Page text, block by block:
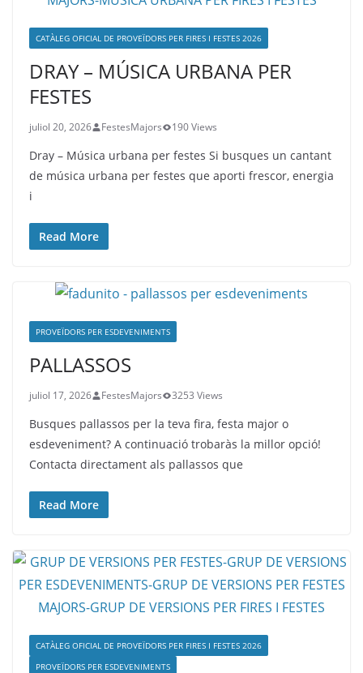
CATÀLEG OFICIAL DE PROVEÏDORS PER FIRES I FESTES 2026
DRAY – MÚSICA URBANA PER
FESTES
juliol 20, 2026 FestesMajors 190 Views
Dray – Música urbana per festes Si busques un cantant
de música urbana per festes que aporti frescor, energia
i
Read More
PROVEÏDORS PER ESDEVENIMENTS
PALLASSOS
juliol 17, 2026 FestesMajors 3253 Views
Busques pallassos per la teva fira, festa major o
esdeveniment? A continuació trobaràs la millor opció!
Contacta directament als pallassos que
Read More
CATÀLEG OFICIAL DE PROVEÏDORS PER FIRES I FESTES 2026
PROVEÏDORS PER ESDEVENIMENTS